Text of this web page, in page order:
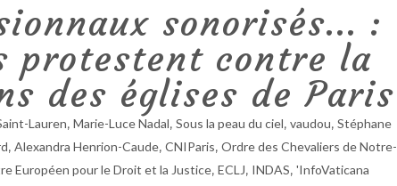
sonorisés... :
protestent contre la
des églises de Paris
Lauren, Marie-Luce Nadal, Sous la peau du ciel, vaudou, Stéphane
, Alexandra Henrion-Caude, CNIParis, Ordre des Chevaliers de Notre-
Européen pour le Droit et la Justice, ECLJ, INDAS, 'InfoVaticana